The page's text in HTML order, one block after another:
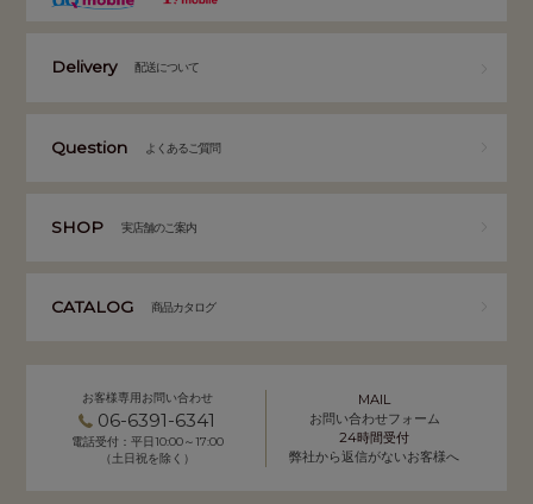
Delivery 配送について
Question よくあるご質問
SHOP 実店舗のご案内
CATALOG 商品カタログ
お客様専用お問い合わせ
06-6391-6341
電話受付：平日10:00～17:00
（土日祝を除く）
MAIL
お問い合わせフォーム
24時間受付
弊社から返信がないお客様へ